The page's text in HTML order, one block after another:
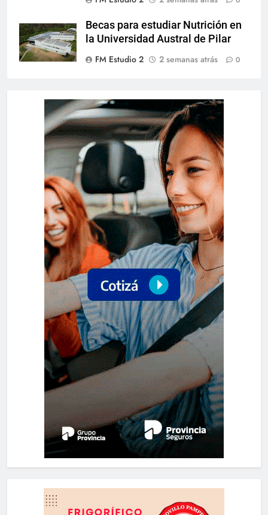
Becas para estudiar Nutrición en
la Universidad Austral de Pilar
FM Estudio 2
2 semanas atrás 0